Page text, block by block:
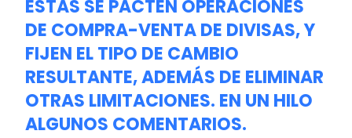
ÉSTAS SE PACTEN OPERACIONES
DE COMPRA-VENTA DE DIVISAS, Y
FIJEN EL TIPO DE CAMBIO
RESULTANTE, ADEMÁS DE ELIMINAR
OTRAS LIMITACIONES. EN UN HILO
ALGUNOS COMENTARIOS.